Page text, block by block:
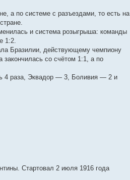
а по системе с разъездами, то есть на
и система розыгрыша: команды
1:2.
Бразилии, действующему чемпиону
со счётом 1:1, а по
4 раза, Эквадор — 3, Боливия — 2 и
Стартовал 2 июля 1916 года